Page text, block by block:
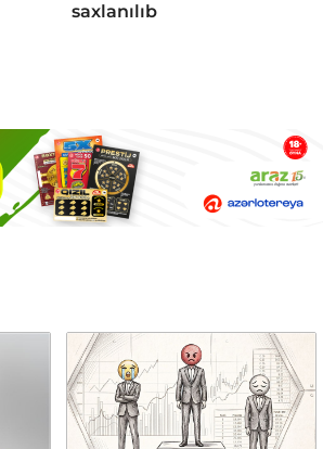
saxlanılıb